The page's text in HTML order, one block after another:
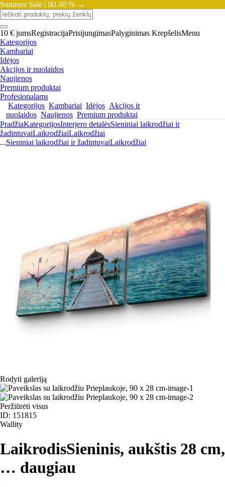
Summer Sale | Iki 40 % →
10 € jumsRegistracijaPrisijungimasPalyginimas KrepšelisMenu
Kategorijos
Kambariai
Idėjos
Akcijos ir nuolaidos
Naujienos
Premium produktai
Profesionalams
Kategorijos Kambariai Idėjos Akcijos ir
nuolaidos Naujienos Premium produktai
PradžiaKategorijosInterjero detalėsSieniniai laikrodžiai ir
žadintuvaiLaikrodžiaiLaikrodžiai
...Sieniniai laikrodžiai ir žadintuvaiLaikrodžiai
Rodyti galeriją
Peržiūrėti visus
ID: 151815
Wallity
LaikrodisSieninis, aukštis 28 cm,
… daugiau